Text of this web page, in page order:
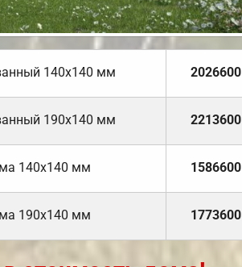
140х140 мм 2026600
190х140 мм 2213600
140х140 мм 1586600
190х140 мм 1773600